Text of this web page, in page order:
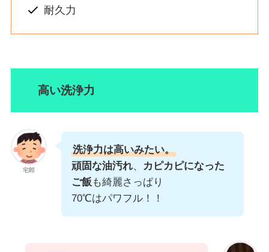
耐久力
高い洗浄力
宅郎
洗浄力は高いみたい。
頑固な油汚れ、
カピカピになった
ご飯も綺麗さっぱり
70℃はパワフル！！